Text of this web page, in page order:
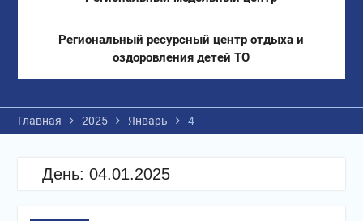
Региональный ресурсный центр отдыха и
оздоровления детей ТО
Главная 2025 Январь 4
День: 04.01.2025